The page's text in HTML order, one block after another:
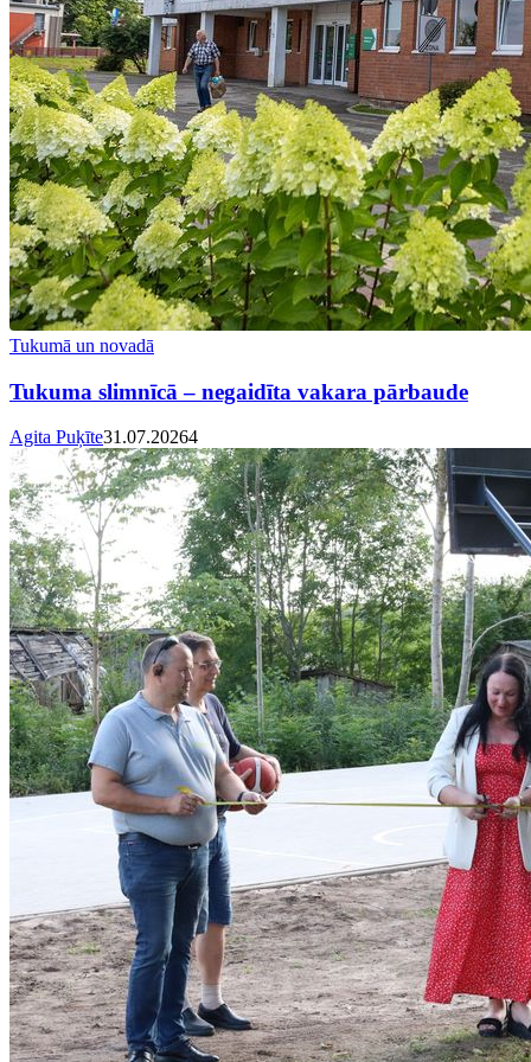
Tukumā un novadā
Tukuma slimnīcā – negaidīta vakara pārbaude
Agita Puķīte31.07.20264